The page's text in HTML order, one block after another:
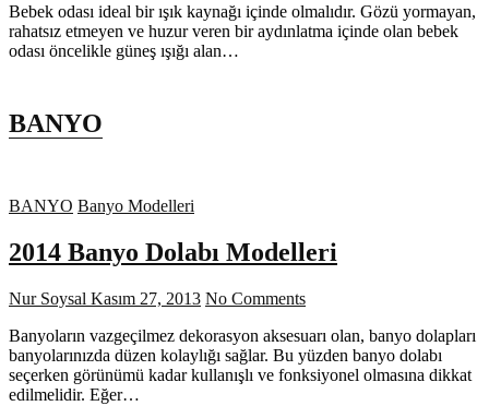
Bebek odası ideal bir ışık kaynağı içinde olmalıdır. Gözü yormayan,
rahatsız etmeyen ve huzur veren bir aydınlatma içinde olan bebek
odası öncelikle güneş ışığı alan…
BANYO
BANYO Banyo Modelleri
2014 Banyo Dolabı Modelleri
Nur Soysal Kasım 27, 2013 No Comments
Banyoların vazgeçilmez dekorasyon aksesuarı olan, banyo dolapları
banyolarınızda düzen kolaylığı sağlar. Bu yüzden banyo dolabı
seçerken görünümü kadar kullanışlı ve fonksiyonel olmasına dikkat
edilmelidir. Eğer…